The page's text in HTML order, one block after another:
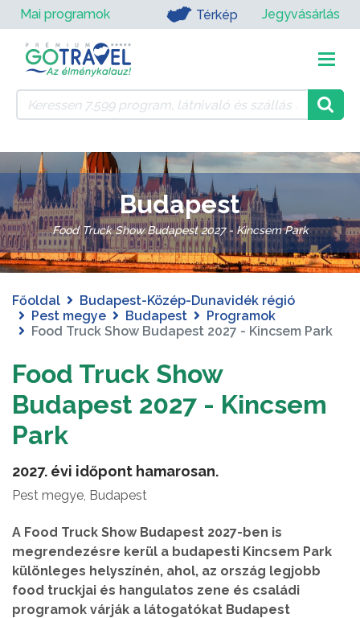
Mai programok Térkép Jegyvásárlás
Budapest
Food Truck Show Budapest 2027 - Kincsem Park
Főoldal
Budapest-Közép-Dunavidék régió
Pest megye
Budapest
Programok
Food Truck Show Budapest 2027 - Kincsem Park
Food Truck Show
Budapest 2027 - Kincsem
Park
2027. évi időpont hamarosan.
Pest megye, Budapest
A Food Truck Show Budapest 2027-ben is
megrendezésre kerül a budapesti Kincsem Park
különleges helyszínén, ahol, az ország legjobb
food truckjai és hangulatos zene és családi
programok várják a látogatókat Budapest